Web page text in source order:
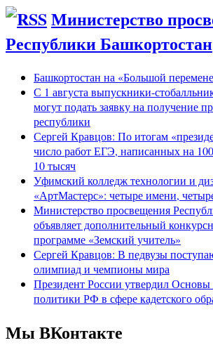
Министерство
Республики Башкортостан
Башкортостан на «Большой
С 1 августа выпускники-
могут подать заявку на получение
республики
Сергей Кравцов: По итогам
число работ ЕГЭ, написанных на
10 тысяч
Уфимский колледж технологии и
«АртМастерс»: четыре имени,
Министерство просвещения
объявляет дополнительный
программе «Земский учитель»
Сергей Кравцов: В педвузы
олимпиад и чемпионы мира
Президент России утвердил Основы
политики РФ в сфере кадетского
Мы ВКонтакте